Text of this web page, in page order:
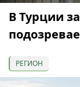
В Турции
РЕГИОН